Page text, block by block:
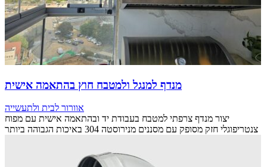
מנדף למנגל ולמטבח חוץ בהתאמה אישית
אוורור לבית ולתעשייה
יצור מנדף צרפתי למטבח בעבודת יד ובהתאמה אישית עם מפוח
צנטריפוגלי חזק מסופק עם מסננים מנירוסטה 304 באיכות הגבוהה ביותר